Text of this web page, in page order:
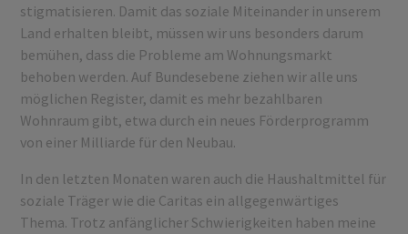
stigmatisieren. Damit das soziale Miteinander in unserem
Land erhalten bleibt, müssen wir uns besonders darum
bemühen, dass die Probleme am Wohnungsmarkt
behoben werden. Auf Bundesebene ziehen wir alle uns
möglichen Register, damit es mehr bezahlbaren
Wohnraum gibt, etwa durch ein neues Förderprogramm
von einer Milliarde für den Neubau.
In den letzten Monaten waren auch die Haushaltmittel für
soziale Träger wie die Caritas ein allgegenwärtiges
Thema. Trotz anfänglicher Schwierigkeiten haben meine